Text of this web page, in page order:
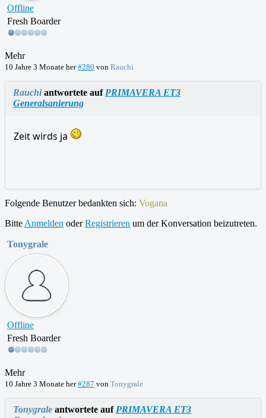
Offline
Fresh Boarder
Mehr
10 Jahre 3 Monate her #280 von Rauchi
Rauchiantwortete auf PRIMAVERA ET3
Generalsanierung
Zeit wirds ja
Folgende Benutzer bedankten sich: Vogana
Bitte Anmelden oderRegistrieren um der Konversation beizutreten.
Tonygrale
Offline
Fresh Boarder
Mehr
10 Jahre 3 Monate her #287 von Tonygrale
Tonygrale antwortete auf PRIMAVERA ET3